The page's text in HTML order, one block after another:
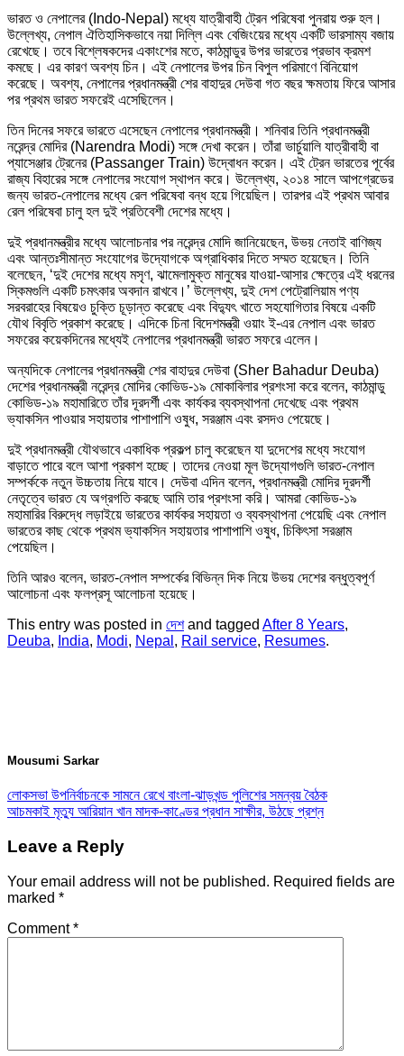
ভারত ও নেপালের (Indo-Nepal) মধ্যে যাত্রীবাহী ট্রেন পরিষেবা পুনরায় শুরু হল।
উল্লেখ্য, নেপাল ঐতিহাসিকভাবে নয়া দিল্লি এবং বেজিংয়ের মধ্যে একটি ভারসাম্য বজায়
রেখেছে। তবে বিশ্লেষকদের একাংশের মতে, কাঠমান্ডুর উপর ভারতের প্রভাব ক্রমশ
কমছে। এর কারণ অবশ্য চিন। এই নেপালের উপর চিন বিপুল পরিমাণে বিনিয়োগ
করেছে। অবশ্য, নেপালের প্রধানমন্ত্রী শের বাহাদুর দেউবা গত বছর ক্ষমতায় ফিরে আসার
পর প্রথম ভারত সফরেই এসেছিলেন।
তিন দিনের সফরে ভারতে এসেছেন নেপালের প্রধানমন্ত্রী। শনিবার তিনি প্রধানমন্ত্রী
নরেন্দ্র মোদির (Narendra Modi) সঙ্গে দেখা করেন। তাঁরা ভার্চুয়ালি যাত্রীবাহী বা
প্যাসেঞ্জার ট্রেনের (Passanger Train) উদ্বোধন করেন। এই ট্রেন ভারতের পূর্বের
রাজ্য বিহারের সঙ্গে নেপালের সংযোগ স্থাপন করে। উল্লেখ্য, ২০১৪ সালে আপগ্রেডের
জন্য ভারত-নেপালের মধ্যে রেল পরিষেবা বন্ধ হয়ে গিয়েছিল। তারপর এই প্রথম আবার
রেল পরিষেবা চালু হল দুই প্রতিবেশী দেশের মধ্যে।
দুই প্রধানমন্ত্রীর মধ্যে আলোচনার পর নরেন্দ্র মোদি জানিয়েছেন, উভয় নেতাই বাণিজ্য
এবং আন্তঃসীমান্ত সংযোগের উদ্যোগকে অগ্রাধিকার দিতে সম্মত হয়েছেন। তিনি
বলেছেন, ‘দুই দেশের মধ্যে মসৃণ, ঝামেলামুক্ত মানুষের যাওয়া-আসার ক্ষেত্রে এই ধরনের
স্কিমগুলি একটি চমৎকার অবদান রাখবে।’ উল্লেখ্য, দুই দেশ পেট্রোলিয়াম পণ্য
সরবরাহের বিষয়েও চুক্তি চূড়ান্ত করেছে এবং বিদ্যুৎ খাতে সহযোগিতার বিষয়ে একটি
যৌথ বিবৃতি প্রকাশ করেছে। এদিকে চিনা বিদেশমন্ত্রী ওয়াং ই-এর নেপাল এবং ভারত
সফরের কয়েকদিনের মধ্যেই নেপালের প্রধানমন্ত্রী ভারত সফরে এলেন।
অন্যদিকে নেপালের প্রধানমন্ত্রী শের বাহাদুর দেউবা (Sher Bahadur Deuba)
দেশের প্রধানমন্ত্রী নরেন্দ্র মোদির কোভিড-১৯ মোকাবিলার প্রশংসা করে বলেন, কাঠমান্ডু
কোভিড-১৯ মহামারিতে তাঁর দূরদর্শী এবং কার্যকর ব্যবস্থাপনা দেখেছে এবং প্রথম
ভ্যাকসিন পাওয়ার সহায়তার পাশাপাশি ওষুধ, সরঞ্জাম এবং রসদও পেয়েছে।
দুই প্রধানমন্ত্রী যৌথভাবে একাধিক প্রকল্প চালু করেছেন যা দুদেশের মধ্যে সংযোগ
বাড়াতে পারে বলে আশা প্রকাশ হচ্ছে। তাদের নেওয়া মূল উদ্যোগগুলি ভারত-নেপাল
সম্পর্ককে নতুন উচ্চতায় নিয়ে যাবে। দেউবা এদিন বলেন, প্রধানমন্ত্রী মোদির দূরদর্শী
নেতৃত্বে ভারত যে অগ্রগতি করছে আমি তার প্রশংসা করি। আমরা কোভিড-১৯
মহামারির বিরুদ্ধে লড়াইয়ে ভারতের কার্যকর সহায়তা ও ব্যবস্থাপনা পেয়েছি এবং নেপাল
ভারতের কাছ থেকে প্রথম ভ্যাকসিন সহায়তার পাশাপাশি ওষুধ, চিকিৎসা সরঞ্জাম
পেয়েছিল।
তিনি আরও বলেন, ভারত-নেপাল সম্পর্কের বিভিন্ন দিক নিয়ে উভয় দেশের বন্ধুত্বপূর্ণ
আলোচনা এবং ফলপ্রসূ আলোচনা হয়েছে।
This entry was posted in দেশand tagged After 8 Years,
Deuba, India, Modi, Nepal , Rail service, Resumes.
Mousumi Sarkar
লোকসভা উপনির্বাচনকে সামনে রেখে বাংলা-ঝাড়খন্ড পুলিশের সমন্বয় বৈঠক
আচমকাই মৃত্যু আরিয়ান খান মাদক-কাণ্ডের প্রধান সাক্ষীর, উঠছে প্রশ্ন
Leave a Reply
Your email address will not be published. Required fields are
marked *
Comment*